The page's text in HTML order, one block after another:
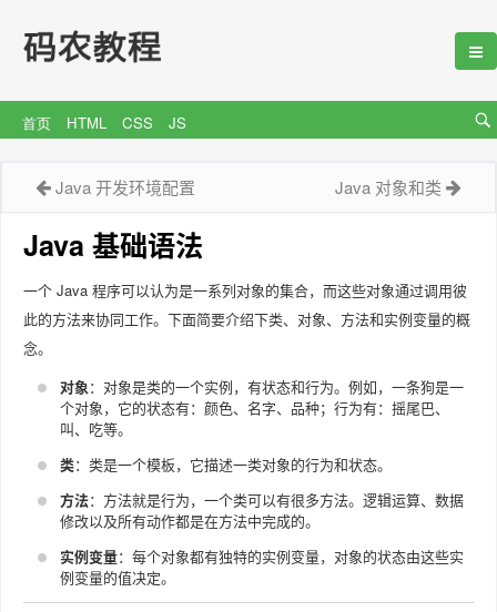
首页 HTML CSS JS
Java 开发环境配置 Java 对象和类
Java 基础语法
一个 Java 程序可以认为是一系列对象的集合，而这些对象通过调用彼
此的方法来协同工作。下面简要介绍下类、对象、方法和实例变量的概
念。
对象：对象是类的一个实例，有状态和行为。例如，一条狗是一
个对象，它的状态有：颜色、名字、品种；行为有：摇尾巴、
叫、吃等。
类：类是一个模板，它描述一类对象的行为和状态。
方法：方法就是行为，一个类可以有很多方法。逻辑运算、数据
修改以及所有动作都是在方法中完成的。
实例变量：每个对象都有独特的实例变量，对象的状态由这些实
例变量的值决定。